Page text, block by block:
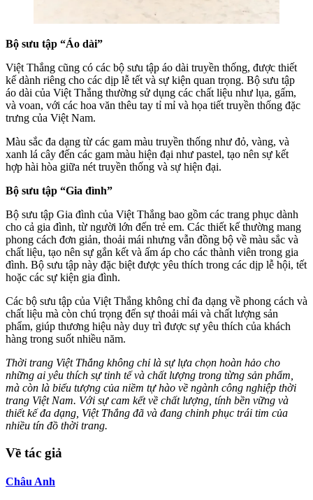
Bộ sưu tập “Áo dài”
Việt Thắng cũng có các bộ sưu tập áo dài truyền thống, được thiết
kế dành riêng cho các dịp lễ tết và sự kiện quan trọng. Bộ sưu tập
áo dài của Việt Thắng thường sử dụng các chất liệu như lụa, gấm,
và voan, với các hoa văn thêu tay tỉ mỉ và họa tiết truyền thống đặc
trưng của Việt Nam.
Màu sắc đa dạng từ các gam màu truyền thống như đỏ, vàng, và
xanh lá cây đến các gam màu hiện đại như pastel, tạo nên sự kết
hợp hài hòa giữa nét truyền thống và sự hiện đại.
Bộ sưu tập “Gia đình”
Bộ sưu tập Gia đình của Việt Thắng bao gồm các trang phục dành
cho cả gia đình, từ người lớn đến trẻ em. Các thiết kế thường mang
phong cách đơn giản, thoải mái nhưng vẫn đồng bộ về màu sắc và
chất liệu, tạo nên sự gắn kết và ấm áp cho các thành viên trong gia
đình. Bộ sưu tập này đặc biệt được yêu thích trong các dịp lễ hội, tết
hoặc các sự kiện gia đình.
Các bộ sưu tập của Việt Thắng không chỉ đa dạng về phong cách và
chất liệu mà còn chú trọng đến sự thoải mái và chất lượng sản
phẩm, giúp thương hiệu này duy trì được sự yêu thích của khách
hàng trong suốt nhiều năm.
Thời trang Việt Thắng không chỉ là sự lựa chọn hoàn hảo cho
những ai yêu thích sự tinh tế và chất lượng trong từng sản phẩm,
mà còn là biểu tượng của niềm tự hào về ngành công nghiệp thời
trang Việt Nam. Với sự cam kết về chất lượng, tính bền vững và
thiết kế đa dạng, Việt Thắng đã và đang chinh phục trái tim của
nhiều tín đồ thời trang.
Về tác giả
Châu Anh